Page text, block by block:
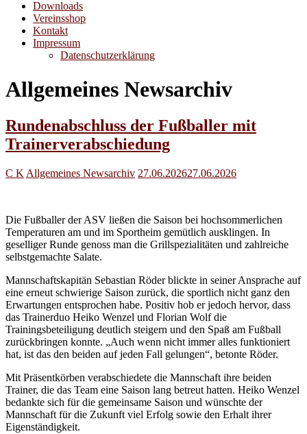
Downloads
Vereinsshop
Kontakt
Impressum
Datenschutzerklärung
Allgemeines Newsarchiv
Rundenabschluss der Fußballer mit
Trainerverabschiedung
C K Allgemeines Newsarchiv 27.06.202627.06.2026
Die Fußballer der ASV ließen die Saison bei hochsommerlichen
Temperaturen am und im Sportheim gemütlich ausklingen. In
geselliger Runde genoss man die Grillspezialitäten und zahlreiche
selbstgemachte Salate.
Mannschaftskapitän Sebastian Röder blickte in seiner Ansprache auf
eine erneut schwierige Saison zurück, die sportlich nicht ganz den
Erwartungen entsprochen habe. Positiv hob er jedoch hervor, dass
das Trainerduo Heiko Wenzel und Florian Wolf die
Trainingsbeteiligung deutlich steigern und den Spaß am Fußball
zurückbringen konnte. „Auch wenn nicht immer alles funktioniert
hat, ist das den beiden auf jeden Fall gelungen“, betonte Röder.
Mit Präsentkörben verabschiedete die Mannschaft ihre beiden
Trainer, die das Team eine Saison lang betreut hatten. Heiko Wenzel
bedankte sich für die gemeinsame Saison und wünschte der
Mannschaft für die Zukunft viel Erfolg sowie den Erhalt ihrer
Eigenständigkeit.